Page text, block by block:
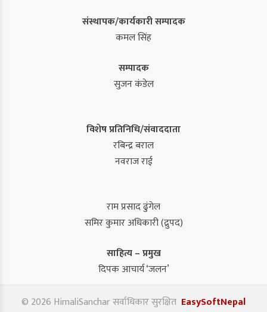
संस्थापक/कार्यकारी सम्पादक
कमल सिंह
सम्पादक
सुजन कंडेल
विशेष प्रतिनिधि/संवाददाता
रबिन्द्र बराल
नवराज राई
राम प्रसाद ढुंगेल
समिर कुमार अधिकारी (द्रुपद)
साहित्य – प्रमुख
दिपक आचार्य ‘जलन’
© 2026 HimaliSanchar सर्वाधिकार सुरक्षित EasySoftNepal